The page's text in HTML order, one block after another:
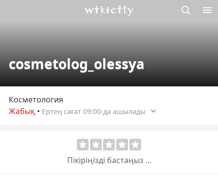
cosmetolog_olessya
Косметология
Жабық • Ертең сағат 09:00-да ашылады
Пікіріңізді бастаңыз ...